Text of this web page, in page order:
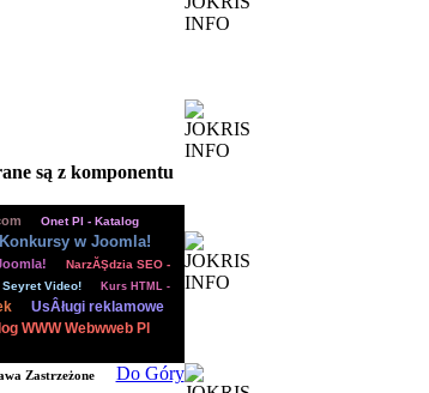
są z komponentu
Onet Pl - Katalog
Konkursy w Joomla!
NarzĂŞdzia SEO -
Seyret Video!|
Kurs HTML -
UsÂługi reklamowe
WWW Webwweb Pl
Zastrzeżone Do Góry